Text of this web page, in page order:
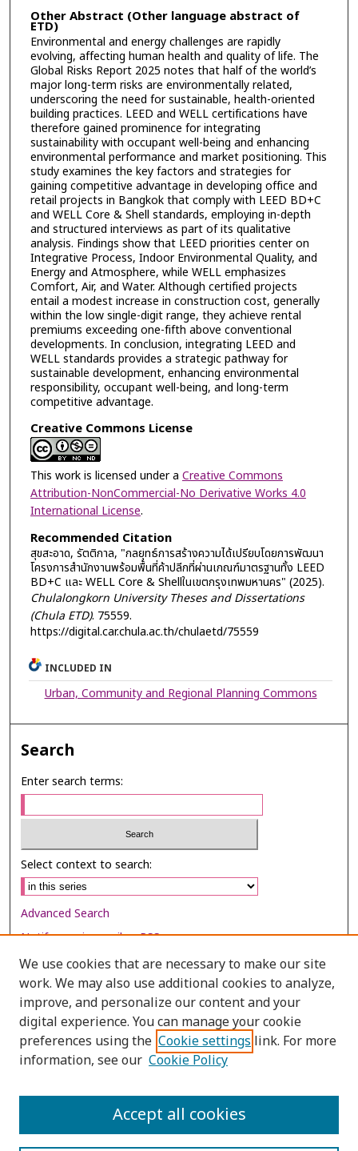
Other Abstract (Other language abstract of
ETD)
Environmental and energy challenges are rapidly
evolving, affecting human health and quality of life. The
Global Risks Report 2025 notes that half of the world’s
major long-term risks are environmentally related,
underscoring the need for sustainable, health-oriented
building practices. LEED and WELL certifications have
therefore gained prominence for integrating
sustainability with occupant well-being and enhancing
environmental performance and market positioning. This
study examines the key factors and strategies for
gaining competitive advantage in developing office and
retail projects in Bangkok that comply with LEED BD+C
and WELL Core & Shell standards, employing in-depth
and structured interviews as part of its qualitative
analysis. Findings show that LEED priorities center on
Integrative Process, Indoor Environmental Quality, and
Energy and Atmosphere, while WELL emphasizes
Comfort, Air, and Water. Although certified projects
entail a modest increase in construction cost, generally
within the low single-digit range, they achieve rental
premiums exceeding one-fifth above conventional
developments. In conclusion, integrating LEED and
WELL standards provides a strategic pathway for
sustainable development, enhancing environmental
responsibility, occupant well-being, and long-term
competitive advantage.
Creative Commons License
This work is licensed under a Creative Commons
Attribution-NonCommercial-No Derivative Works 4.0
International License.
Recommended Citation
สุขสะอาด, รัตติกาล, "กลยุทธ์การสร้างความได้เปรียบโดยการพัฒนา
โครงการสำนักงานพร้อมพื้นที่ค้าปลีกที่ผ่านเกณฑ์มาตรฐานทั้ง LEED
BD+C และ WELL Core & Shellในเขตกรุงเทพมหานคร" (2025).
Chulalongkorn University Theses and Dissertations
(Chula ETD). 75559.
https://digital.car.chula.ac.th/chulaetd/75559
INCLUDED IN
Urban, Community and Regional Planning Commons
Search
Enter search terms:
Select context to search:
Advanced Search
Notify me via email orRSS
Browse
Collections
Disciplines
Authors
We use cookies that are necessary to make our site
work. We may also use additional cookies to analyze,
improve, and personalize our content and your
digital experience. You can manage your cookie
preferences using the Cookie settings link. For more
information, see our Cookie Policy
Accept all cookies